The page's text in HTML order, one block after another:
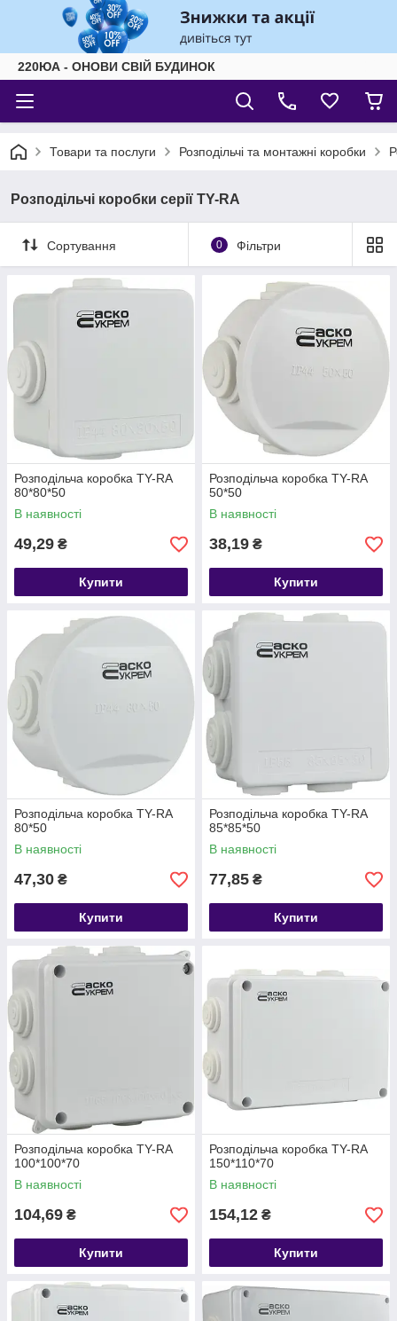
220ЮА - ОНОВИ СВІЙ БУДИНОК
Товари та послуги Розподільчі та монтажні коробки
Розподільчі коробки серії TY-RA
Сортування 0 Фільтри
Розподільча коробка TY-RA
80*80*50
В наявності
49,29 ₴
Купити
Розподільча коробка TY-RA
50*50
В наявності
38,19 ₴
Купити
Розподільча коробка TY-RA
80*50
В наявності
47,30 ₴
Купити
Розподільча коробка TY-RA
85*85*50
В наявності
77,85 ₴
Купити
Розподільча коробка TY-RA
100*100*70
В наявності
104,69 ₴
Купити
Розподільча коробка TY-RA
150*110*70
В наявності
154,12 ₴
Купити